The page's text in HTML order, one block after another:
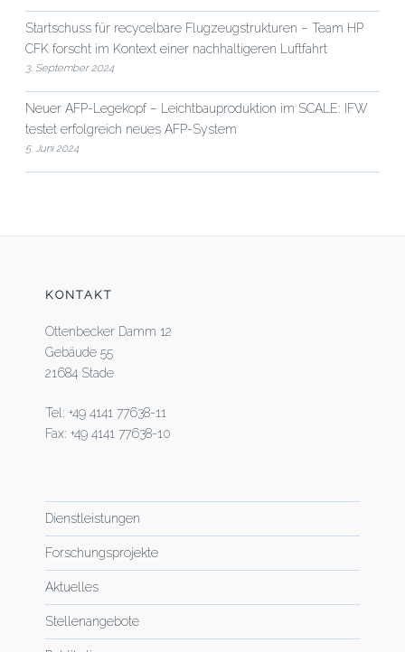
Startschuss für recycelbare Flugzeugstrukturen – Team HP
CFK forscht im Kontext einer nachhaltigeren Luftfahrt
3. September 2024
Neuer AFP-Legekopf – Leichtbauproduktion im SCALE: IFW
testet erfolgreich neues AFP-System
5. Juni 2024
KONTAKT
Ottenbecker Damm 12
Gebäude 55
21684 Stade
Tel: +49 4141 77638-11
Fax: +49 4141 77638-10
Dienstleistungen
Forschungsprojekte
Aktuelles
Stellenangebote